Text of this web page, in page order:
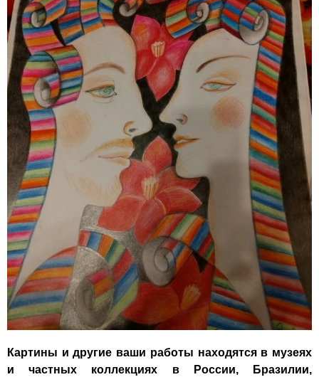
Картины и другие ваши работы находятся в музеях
и частных коллекциях в России, Бразилии,